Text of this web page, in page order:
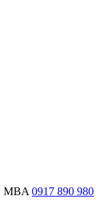
MBA 0917 890 980